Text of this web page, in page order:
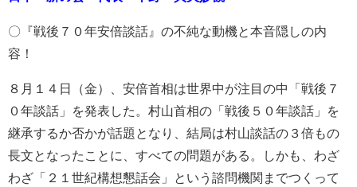
〇『戦後７０年安倍談話』の不純な動機と本音隠しの内
容！
８月１４日（金）、安倍首相は世界中が注目の中「戦後７
０年談話」を発表した。村山首相の「戦後５０年談話」を
継承するか否かが話題となり、結局は村山談話の３倍もの
長文となったことに、すべての問題がある。しかも、わざ
わざ「２１世紀構想懇話会」という諮問機関までつくって